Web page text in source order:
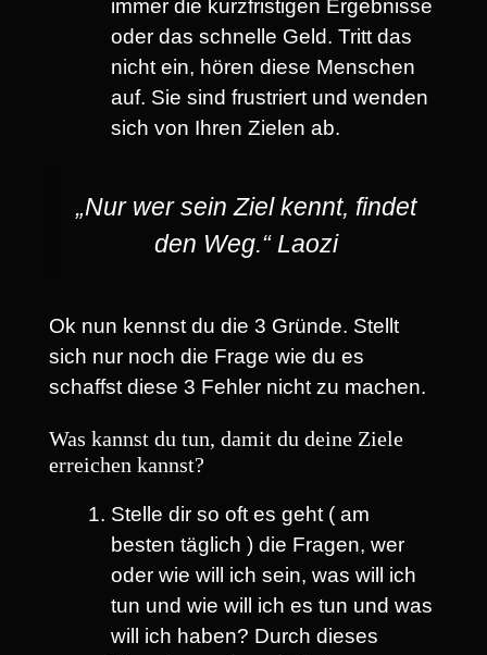
immer die kurzfristigen Ergebnisse
oder das schnelle Geld. Tritt das
nicht ein, hören diese Menschen
auf. Sie sind frustriert und wenden
sich von Ihren Zielen ab.
„Nur wer sein Ziel kennt, findet
den Weg.“ Laozi
Ok nun kennst du die 3 Gründe. Stellt
sich nur noch die Frage wie du es
schaffst diese 3 Fehler nicht zu machen.
Was kannst du tun, damit du deine Ziele
erreichen kannst?
Stelle dir so oft es geht ( am
besten täglich ) die Fragen, wer
oder wie will ich sein, was will ich
tun und wie will ich es tun und was
will ich haben? Durch dieses